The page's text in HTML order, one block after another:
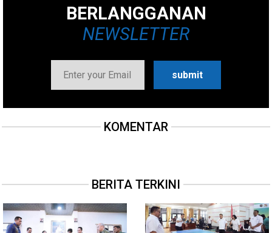
BERLANGGANAN
NEWSLETTER
KOMENTAR
BERITA TERKINI